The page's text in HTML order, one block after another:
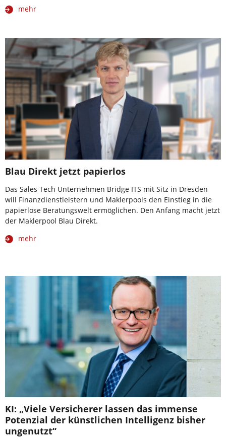
mehr
Blau Direkt jetzt papierlos
Das Sales Tech Unternehmen Bridge ITS mit Sitz in Dresden
will Finanzdienstleistern und Maklerpools den Einstieg in die
papierlose Beratungswelt ermöglichen. Den Anfang macht jetzt
der Maklerpool Blau Direkt.
mehr
KI: „Viele Versicherer lassen das immense
Potenzial der künstlichen Intelligenz bisher
ungenutzt“